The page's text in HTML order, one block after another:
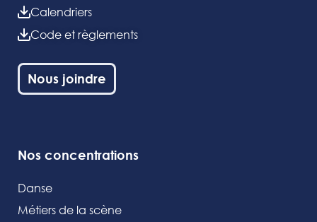
Calendriers
Code et règlements
Nous joindre
Nos concentrations
Danse
Métiers de la scène